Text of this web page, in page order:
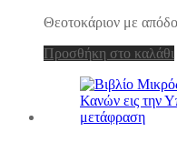
Θεοτοκάριον με
Προσθήκη στο καλάθι